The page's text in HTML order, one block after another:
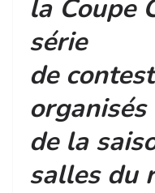
la Coupe
série
de
de la
salles du